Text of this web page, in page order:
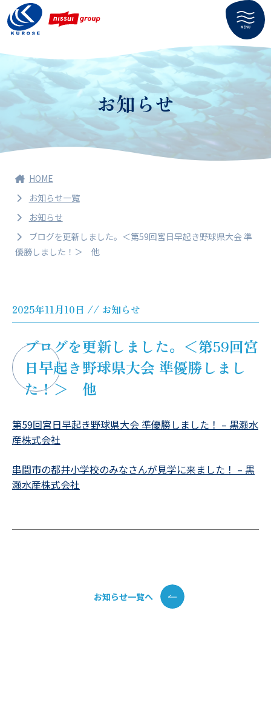
お知らせ
HOME
お知らせ一覧
お知らせ
ブログを更新しました。＜第59回宮日早起き野球県大会 準
優勝しました！＞ 他
2025年11月10日 // お知らせ
ブログを更新しました。＜第59回宮
日早起き野球県大会 準優勝しまし
た！＞ 他
第59回宮日早起き野球県大会 準優勝しました！ – 黒瀬水
産株式会社
串間市の都井小学校のみなさんが見学に来ました！ – 黒
瀬水産株式会社
お知らせ一覧へ